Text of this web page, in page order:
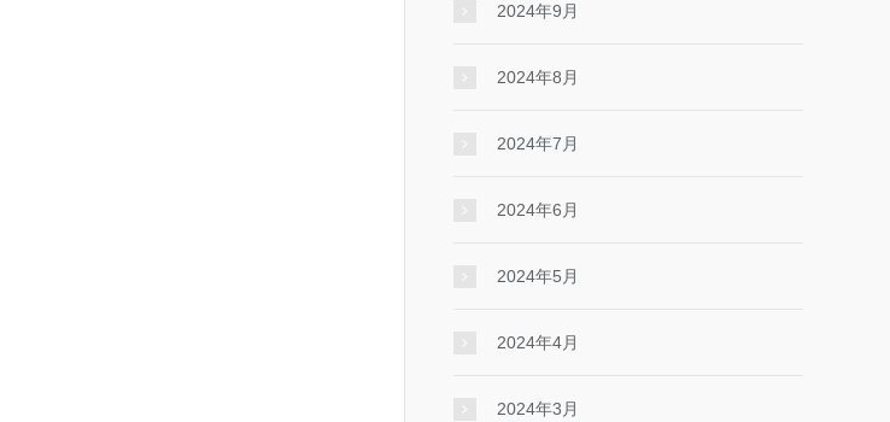
2024年9月
2024年8月
2024年7月
2024年6月
2024年5月
2024年4月
2024年3月